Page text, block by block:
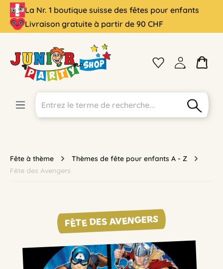
principal
La Nr. 1 boutique suisse des fêtes pour enfants
Livraison gratuite à partir de 90 CHF
Fête à thème
Thèmes de fête pour enfants A - Z
Fête des Avengers
FÊTE DES AVENGERS